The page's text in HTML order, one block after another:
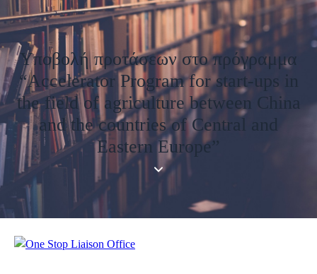
Υποβολή προτάσεων στο πρόγραμμα
“Accelerator Program for start-ups in
the field of agriculture between China
and the countries of Central and
Eastern Europe”